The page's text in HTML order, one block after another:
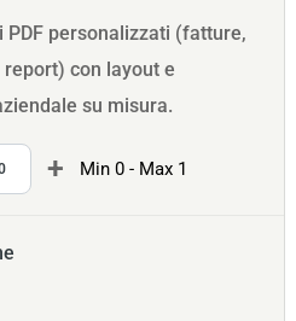
PDF personalizzati (fatture,
report) con layout e
su misura.
Min 0 - Max 1